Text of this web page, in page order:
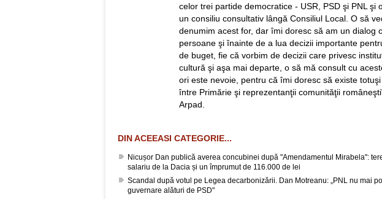
celor trei partide democratice - USR, PSD şi PNL şi
un consiliu consultativ lângă Consiliul Local. O să
denumim acest for, dar îmi doresc să am un dialog
persoane şi înainte de a lua decizii importante
de buget, fie că vorbim de decizii care privesc
cultură şi aşa mai departe, o să mă consult cu
ori este nevoie, pentru că îmi doresc să existe
între Primărie şi reprezentanţii comunităţii
Arpad.
DIN ACEEASI CATEGORIE...
Nicușor Dan publică averea concubinei după "Amendamentul Mirabela":
salariu de la Dacia și un împrumut de 116.000 de lei
Scandal după votul pe Legea decarbonizării. Dan Motreanu: „PNL nu mai
guvernare alături de PSD"